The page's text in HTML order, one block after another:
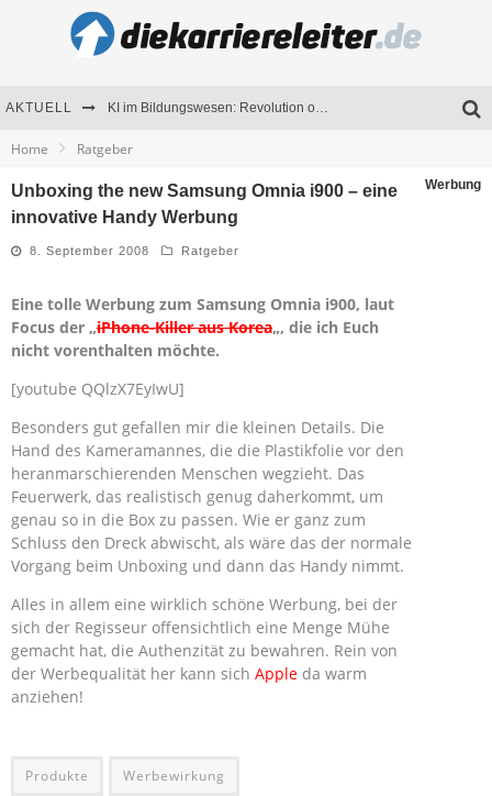
AKTUELL KI im Bildungswesen: Revolution oder Risiko für Schulen und Universitäten?
Seminare als Motivationsmotor – Wie Weiterbildung Mitarbeiter nachhaltig begeistert
Home Ratgeber
Unboxing the new Samsung Omnia i900 – eine
innovative Handy Werbung
Werbung
8. September 2008 Ratgeber
Eine tolle Werbung zum Samsung Omnia i900, laut
Focus der „iPhone-Killer aus Korea„, die ich Euch
nicht vorenthalten möchte.
[youtube QQlzX7EyIwU]
Besonders gut gefallen mir die kleinen Details. Die
Hand des Kameramannes, die die Plastikfolie vor den
heranmarschierenden Menschen wegzieht. Das
Feuerwerk, das realistisch genug daherkommt, um
genau so in die Box zu passen. Wie er ganz zum
Schluss den Dreck abwischt, als wäre das der normale
Vorgang beim Unboxing und dann das Handy nimmt.
Alles in allem eine wirklich schöne Werbung, bei der
sich der Regisseur offensichtlich eine Menge Mühe
gemacht hat, die Authenzität zu bewahren. Rein von
der Werbequalität her kann sich Apple da warm
anziehen!
Produkte Werbewirkung